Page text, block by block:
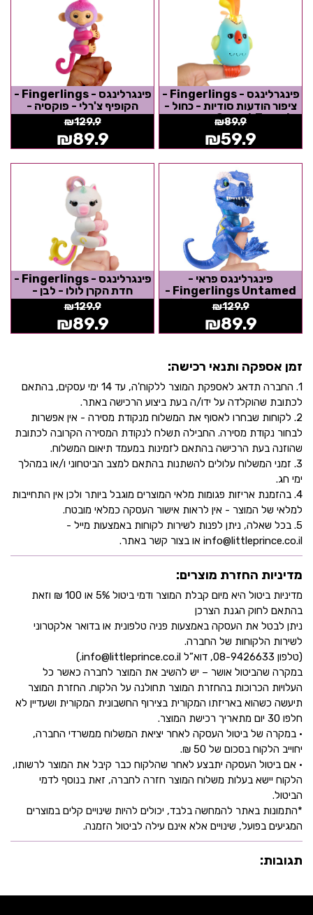
פינגרלינגס - Fingerlings -
ציפור הודעות סודיות - כחול -
Sweet Tweets - אצבענים
₪89.9
₪59.9
פינגרלינגס - Fingerlings -
הקופיף צ'רלי - פוקסיה -
אצבענים
₪129.9
₪89.9
פינגרלינגס פראי -
Fingerlings Untamed -
קובלט הדינוזאור - כחול -
אצבענים
₪129.9
₪89.9
פינגרלינגס - Fingerlings -
חדת הקרן לולו - לבן -
אצבענים
₪129.9
₪89.9
זמן אספקה ותנאי רכישה:
1. החברה תדאג לאספקת המוצר ללקוח'ה, עד 14 ימי עסקים, בהתאם
לכתובת שהוקלדה על ידו/ה בעת ביצוע הרכישה באתר.
2. לקוחות שבחרו לאסוף את המשלוח מנקודת מסירה - אין אפשרות
לבחור נקודת מסירה. החבילה תשלח לנקודת המסירה הקרובה לכתובת
שהוזנה בעת הרכישה בהתאם לזמינות במעמד תיאום המשלוח.
3. זמני המשלוח עלולים להשתנות בהתאם למצב הביטחוני ו/או במהלך
ימי חג.
4. בהזמנת אריזות פגומות מלאי המוצרים מוגבל ביותר ולכן אין התחייבות
למלאי של המוצר - אין לראות אישור העסקה כמלאי מובטח.
5. בכל שאלה, ניתן לפנות לשירות לקוחות באמצעות מייל -
info@littleprince.co.il או בצור קשר באתר.
מדיניות החזרת מוצרים:
מדיניות ביטול היא מיום קבלת המוצר ודמי ביטול 5% או 100 ₪ וזאת
בהתאם לחוק הגנת הצרכן
ניתן לבטל את העסקה באמצעות פניה טלפונית או בדואר אלקטרוני
לשירות הלקוחות של החברה.
(טלפון 08-9426633, דוא”ל info@littleprince.co.il.)
במקרה שהביטול אושר – יש להשיב את המוצר לחברה כאשר כל
העלויות הכרוכות בהחזרת המוצר תחולנה על הלקוח. החזרת המוצר
תיעשה כשהוא באריזתו המקורית בצירוף החשבונית המקורית ושעדיין לא
חלפו 30 יום מתאריך רכישת המוצר.
• במקרה של ביטול העסקה לאחר יציאת המשלוח ממשרדי החברה,
יחוייב הלקוח בסכום של 50 ₪.
• אם ביטול העסקה יתבצע לאחר שהלקוח כבר קיבל את המוצר לרשותו,
הלקוח יישא בעלות משלוח המוצר חזרה לחברה, זאת בנוסף לדמי
הביטול.
*התמונות באתר להמחשה בלבד, יכולים להיות שינויים קלים במוצרים
המגיעים בפועל, שינויים אלא אינם עילה לביטול הזמנה.
תגובות: